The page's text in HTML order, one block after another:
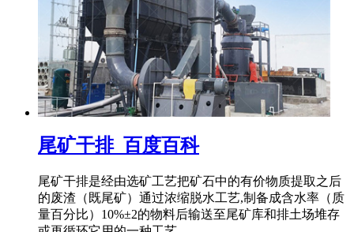
尾矿干排_百度百科
尾矿干排是经由选矿工艺把矿石中的有价物质提取之后
的废渣（既尾矿）通过浓缩脱水工艺,制备成含水率（质
量百分比）10%±2的物料后输送至尾矿库和排土场堆存